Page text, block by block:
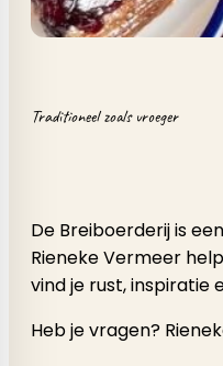
Traditioneel zoals vroeger
De Breiboerderij is
Rieneke Vermeer
vind je rust, inspiratie
Heb je vragen?